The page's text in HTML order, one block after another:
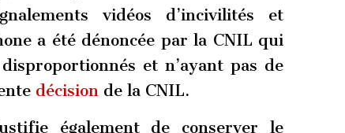
vidéos d’incivilités et
a été dénoncée par la CNIL qui
et n’ayant pas de
décision de la CNIL.
également de conserver le